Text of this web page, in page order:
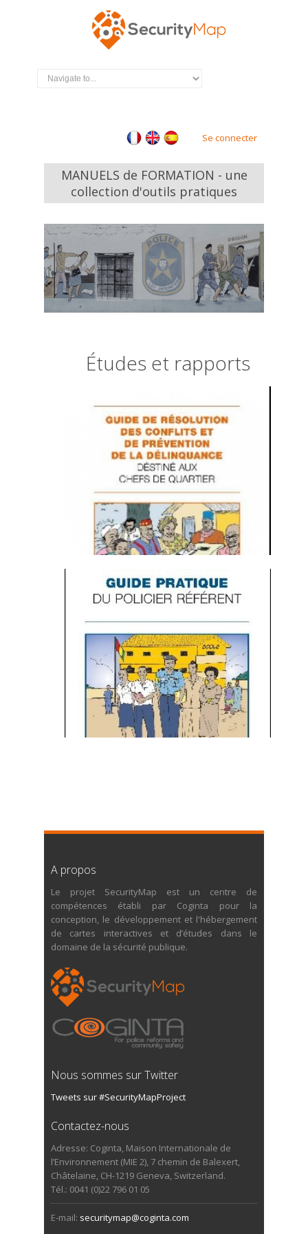
Se connecter
MANUELS de FORMATION - une
collection d'outils pratiques
Études et rapports
A propos
Le projet SecurityMap est un centre de
compétences établi par Coginta pour la
conception, le développement et l'hébergement
de cartes interactives et d’études dans le
domaine de la sécurité publique.
Nous sommes sur Twitter
Tweets sur #SecurityMapProject
Contactez-nous
Adresse: Coginta, Maison Internationale de
l’Environnement (MIE 2), 7 chemin de Balexert,
Châtelaine, CH-1219 Geneva, Switzerland.
Tél.: 0041 (0)22 796 01 05
E-mail: securitymap@coginta.com